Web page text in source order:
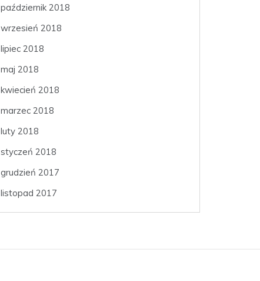
październik 2018
wrzesień 2018
lipiec 2018
maj 2018
kwiecień 2018
marzec 2018
luty 2018
styczeń 2018
grudzień 2017
listopad 2017